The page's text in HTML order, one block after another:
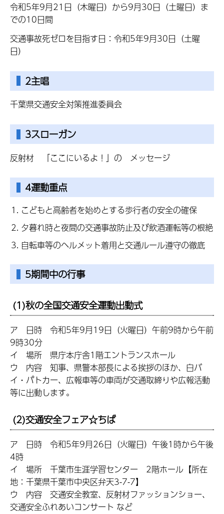
令和5年9月21日（木曜日）から9月30日（土曜日）ま
での10日間
交通事故死ゼロを目指す日：令和5年9月30日（土曜
日）
2主唱
千葉県交通安全対策推進委員会
3スローガン
反射材 「ここにいるよ！」の メッセージ
4運動重点
こどもと高齢者を始めとする歩行者の安全の確保
夕暮れ時と夜間の交通事故防止及び飲酒運転等の根絶
自転車等のヘルメット着用と交通ルール遵守の徹底
5期間中の行事
(1)秋の全国交通安全運動出動式
ア 日時 令和5年9月19日（火曜日）午前9時から午前
9時30分
イ 場所 県庁本庁舎1階エントランスホール
ウ 内容 知事、県警本部長による挨拶のほか、白バ
イ・パトカー、広報車等の車両が交通取締りや広報活動
等に出動します。
(2)交通安全フェア☆ちば
ア 日時 令和5年9月26日（火曜日）午後1時から午後
4時
イ 場所 千葉市生涯学習センター 2階ホール【所在
地：千葉県千葉市中央区弁天3-7-7】
ウ 内容 交通安全教室、反射材ファッションショー、
交通安全ふれあいコンサート など